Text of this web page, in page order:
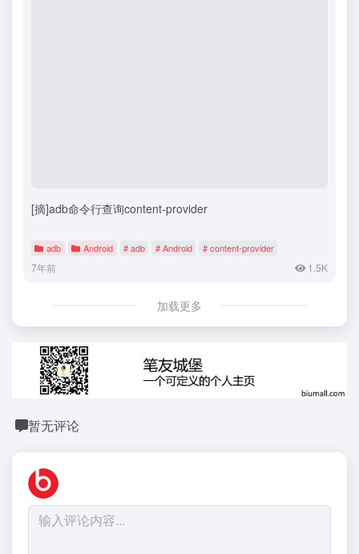
[摘]adb命令行查询content-provider
adb Android # adb # Android # content-provider
7年前 1.5K
加载更多
暂无评论